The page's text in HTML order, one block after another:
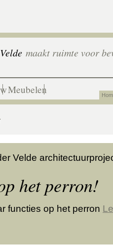
maakt ruimte voor
Meubelen
Velde
het perron!
functies op het perron